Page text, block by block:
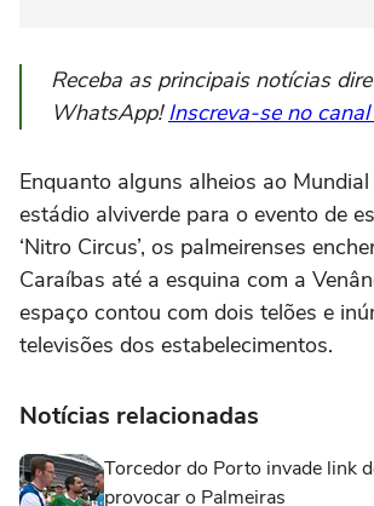
Receba as principais notícias
WhatsApp!Inscreva-se no
Enquanto alguns alheios ao
estádio alviverde para o evento de
‘Nitro Circus’, os palmeirenses
Caraíbas até a esquina com a
espaço contou com dois telões e
televisões dos estabelecimentos.
Notícias relacionadas
Torcedor do Porto invade link
provocar o Palmeiras